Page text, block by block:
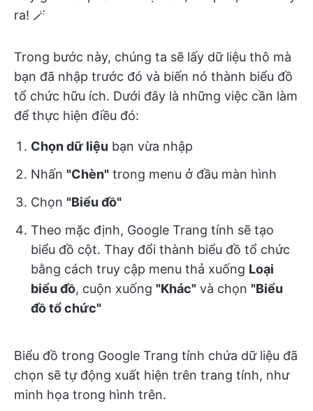
ra! 🪄
Trong bước này, chúng ta sẽ lấy dữ liệu thô mà
bạn đã nhập trước đó và biến nó thành biểu đồ
tổ chức hữu ích. Dưới đây là những việc cần làm
để thực hiện điều đó:
Chọn dữ liệu bạn vừa nhập
Nhấn "Chèn" trong menu ở đầu màn hình
Chọn "Biểu đồ"
Theo mặc định, Google Trang tính sẽ tạo
biểu đồ cột. Thay đổi thành biểu đồ tổ chức
bằng cách truy cập menu thả xuống Loại
biểu đồ, cuộn xuống "Khác" và chọn "Biểu
đồ tổ chức"
Biểu đồ trong Google Trang tính chứa dữ liệu đã
chọn sẽ tự động xuất hiện trên trang tính, như
minh họa trong hình trên.